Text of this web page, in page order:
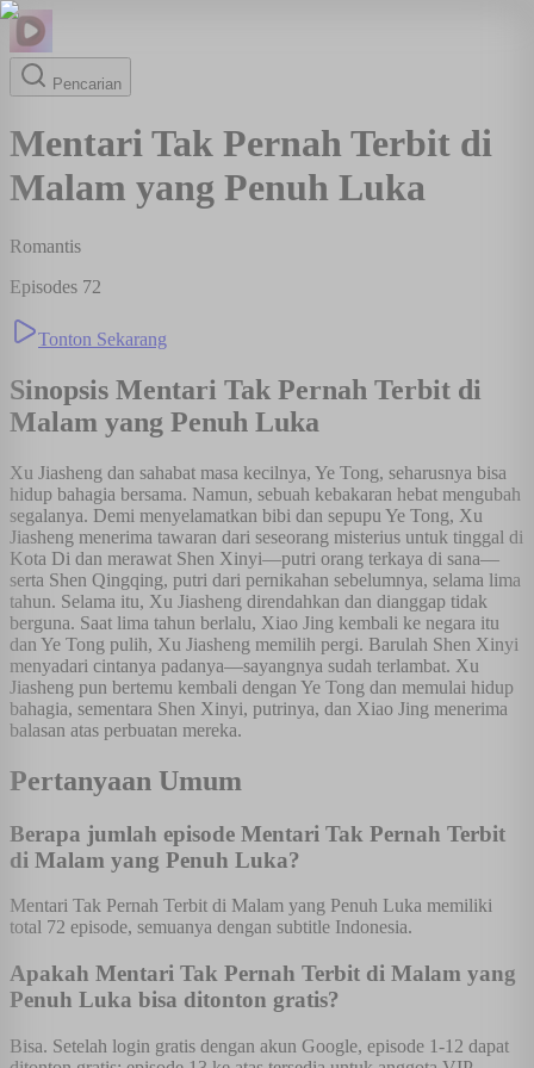
Pencarian
Mentari Tak Pernah Terbit di
Malam yang Penuh Luka
Romantis
Episodes 72
Tonton Sekarang
Sinopsis Mentari Tak Pernah Terbit di
Malam yang Penuh Luka
Xu Jiasheng dan sahabat masa kecilnya, Ye Tong, seharusnya bisa
hidup bahagia bersama. Namun, sebuah kebakaran hebat mengubah
segalanya. Demi menyelamatkan bibi dan sepupu Ye Tong, Xu
Jiasheng menerima tawaran dari seseorang misterius untuk tinggal di
Kota Di dan merawat Shen Xinyi—putri orang terkaya di sana—
serta Shen Qingqing, putri dari pernikahan sebelumnya, selama lima
tahun. Selama itu, Xu Jiasheng direndahkan dan dianggap tidak
berguna. Saat lima tahun berlalu, Xiao Jing kembali ke negara itu
dan Ye Tong pulih, Xu Jiasheng memilih pergi. Barulah Shen Xinyi
menyadari cintanya padanya—sayangnya sudah terlambat. Xu
Jiasheng pun bertemu kembali dengan Ye Tong dan memulai hidup
bahagia, sementara Shen Xinyi, putrinya, dan Xiao Jing menerima
balasan atas perbuatan mereka.
Pertanyaan Umum
Berapa jumlah episode Mentari Tak Pernah Terbit
di Malam yang Penuh Luka?
Mentari Tak Pernah Terbit di Malam yang Penuh Luka memiliki
total 72 episode, semuanya dengan subtitle Indonesia.
Apakah Mentari Tak Pernah Terbit di Malam yang
Penuh Luka bisa ditonton gratis?
Bisa. Setelah login gratis dengan akun Google, episode 1-12 dapat